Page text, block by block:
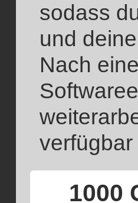
sodass
und
Nach
verfügbar
1000